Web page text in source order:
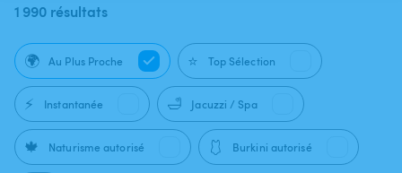
1 990 résultats
🌍 Au Plus Proche ⭐ Top Sélection
⚡ Instantanée 🛁 Jacuzzi / Spa
🍁 Naturisme autorisé 🩱 Burkini autorisé